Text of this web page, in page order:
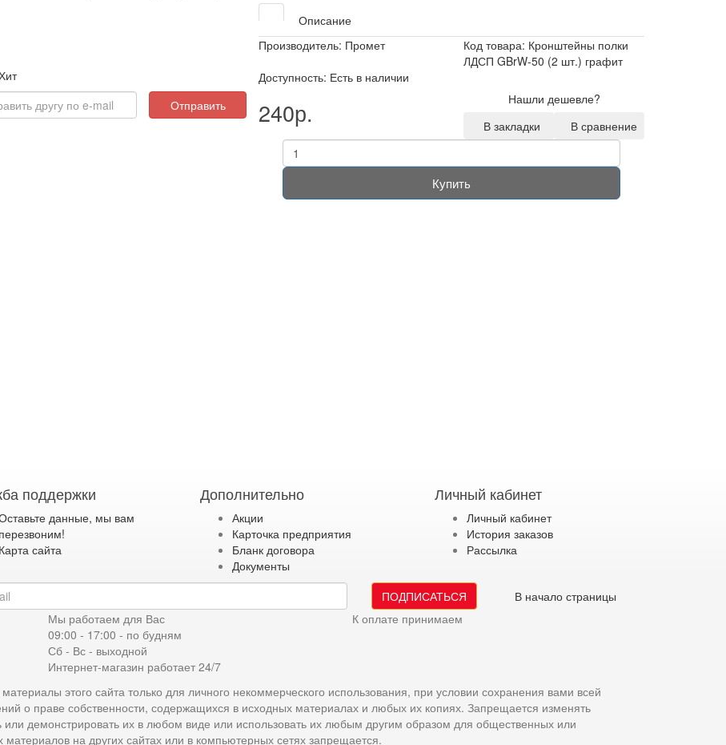
Отправить
Описание
Производитель: Промет
Код товара: Кронштейны полки
ЛДСП GBrW-50 (2 шт.) графит
Доступность: Есть в наличии
240р.
Нашли дешевле?
В закладки
В сравнение
Купить
поддержки
данные, мы вам
перезвоним!
Карта сайта
Дополнительно
Акции
Карточка предприятия
Бланк договора
Документы
Личный кабинет
Личный кабинет
История заказов
Рассылка
ПОДПИСАТЬСЯ
В начало страницы
Мы работаем для Вас
09:00 - 17:00 - по будням
Сб - Вс - выходной
Интернет-магазин работает 24/7
К оплате принимаем
этого сайта только для личного некоммерческого использования, при условии сохранения вами всей
о праве собственности, содержащихся в исходных материалах и любых их копиях. Запрещается изменять
или демонстрировать их в любом виде или использовать их любым другим образом для общественных или
на других сайтах или в компьютерных сетях запрещается.